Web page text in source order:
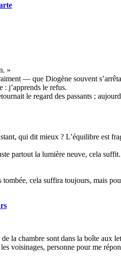
»
— que Diogène souvent
: j’apprends le refus.
le regard des passants ;
qui dit mieux ? L’équilibre est
partout la lumière neuve, cela suffit.
tombée, cela suffira toujours, mais
la chambre sont dans la boîte aux
voisinages, personne pour me